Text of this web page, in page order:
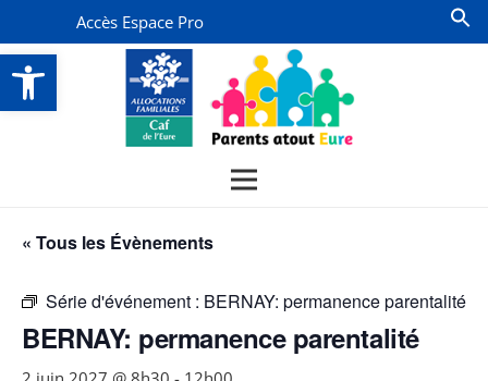
Ouvrir la barre d’outils
Accès Espace Pro
« Tous les Évènements
Série d'événement : BERNAY: permanence parentalité
BERNAY: permanence parentalité